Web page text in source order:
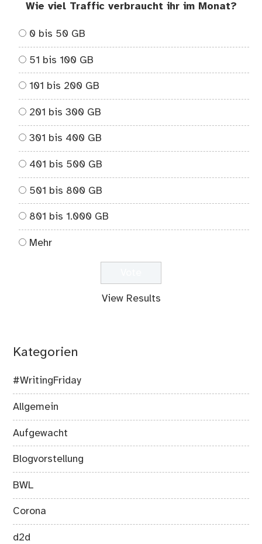
Wie viel Traffic verbraucht ihr im Monat?
0 bis 50 GB
51 bis 100 GB
101 bis 200 GB
201 bis 300 GB
301 bis 400 GB
401 bis 500 GB
501 bis 800 GB
801 bis 1.000 GB
Mehr
View Results
Kategorien
#WritingFriday
Allgemein
Aufgewacht
Blogvorstellung
BWL
Corona
d2d